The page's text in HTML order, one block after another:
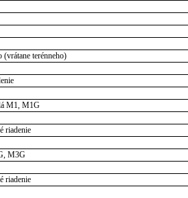
terénneho)
M1, M1G
riadenie
M3G
riadenie